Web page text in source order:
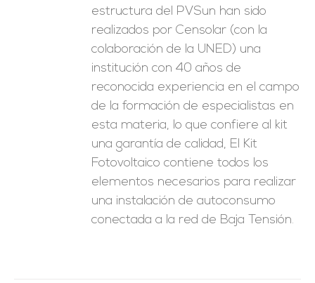
estructura del PVSun han sido
realizados por Censolar (con la
colaboración de la UNED) una
institución con 40 años de
reconocida experiencia en el campo
de la formación de especialistas en
esta materia, lo que confiere al kit
una garantía de calidad, El Kit
Fotovoltaico contiene todos los
elementos necesarios para realizar
una instalación de autoconsumo
conectada a la red de Baja Tensión.